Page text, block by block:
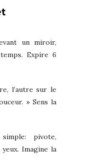
un miroir,
Expire 6
l’autre sur le
» Sens la
simple: pivote,
Imagine la